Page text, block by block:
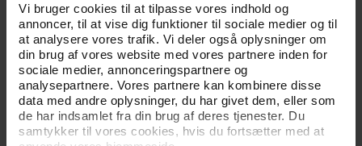
Vi bruger cookies til at tilpasse vores indhold og
annoncer, til at vise dig funktioner til sociale medier og til
at analysere vores trafik. Vi deler også oplysninger om
din brug af vores website med vores partnere inden for
sociale medier, annonceringspartnere og
analysepartnere. Vores partnere kan kombinere disse
data med andre oplysninger, du har givet dem, eller som
de har indsamlet fra din brug af deres tjenester. Du
samtykker til vores cookies, hvis du fortsætter med at
NYHED
NY EUROPÆISK UDFORDRING
VENTER: - VI HAR FORBEREDT OS
GODT